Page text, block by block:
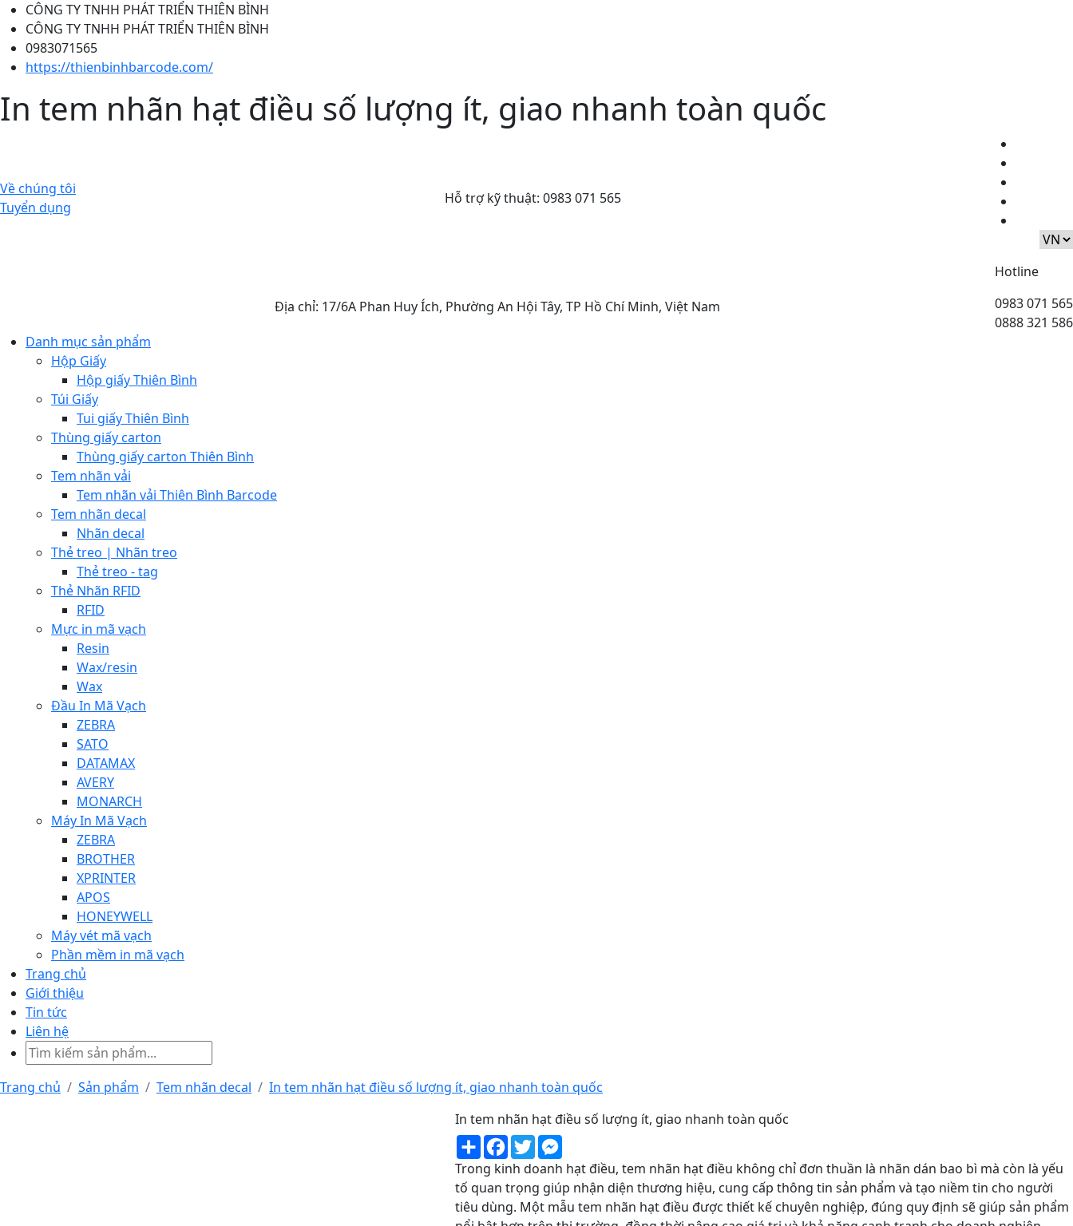
CÔNG TY TNHH PHÁT TRIỂN THIÊN BÌNH
CÔNG TY TNHH PHÁT TRIỂN THIÊN BÌNH
0983071565
https://thienbinhbarcode.com/
In tem nhãn hạt điều số lượng ít, giao nhanh toàn quốc
Về chúng tôi
Tuyển dụng
Hỗ trợ kỹ thuật: 0983 071 565
Địa chỉ: 17/6A Phan Huy Ích, Phường An Hội Tây, TP Hồ Chí Minh, Việt Nam
Hotline
0983 071 565
0888 321 586
Danh mục sản phẩm
Hộp Giấy
Hộp giấy Thiên Bình
Túi Giấy
Tui giấy Thiên Bình
Thùng giấy carton
Thùng giấy carton Thiên Bình
Tem nhãn vải
Tem nhãn vải Thiên Bình Barcode
Tem nhãn decal
Nhãn decal
Thẻ treo | Nhãn treo
Thẻ treo - tag
Thẻ Nhãn RFID
RFID
Mực in mã vạch
Resin
Wax/resin
Wax
Đầu In Mã Vạch
ZEBRA
SATO
DATAMAX
AVERY
MONARCH
Máy In Mã Vạch
ZEBRA
BROTHER
XPRINTER
APOS
HONEYWELL
Máy vét mã vạch
Phần mềm in mã vạch
Trang chủ
Giới thiệu
Tin tức
Liên hệ
Trang chủ Sản phẩm Tem nhãn decal
In tem nhãn hạt điều số lượng ít, giao nhanh toàn quốc
In tem nhãn hạt điều số lượng ít, giao nhanh toàn quốc
ShareFacebook
Twitter
Trong kinh doanh hạt điều, tem nhãn hạt điều không chỉ đơn thuần là nhãn dán bao bì mà còn là yếu
tố quan trọng giúp nhận diện thương hiệu, cung cấp thông tin sản phẩm và tạo niềm tin cho người
tiêu dùng. Một mẫu tem nhãn hạt điều được thiết kế chuyên nghiệp, đúng quy định sẽ giúp sản phẩm